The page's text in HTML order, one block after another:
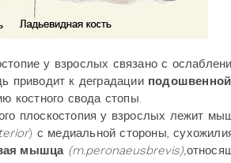
у взрослых связано с
приводит к деградации подошвенной
костного свода стопы.
плоскостопия у взрослых лежит
) с медиальной стороны,
мышца (m.peronaeusbrevis),